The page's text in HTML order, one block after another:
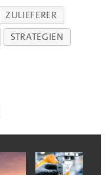
ZULIEFERER
STRATEGIEN